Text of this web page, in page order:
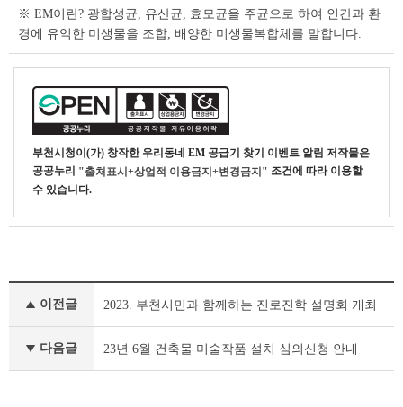
※ EM이란? 광합성균, 유산균, 효모균을 주균으로 하여 인간과 환
경에 유익한 미생물을 조합, 배양한 미생물복합체를 말합니다.
부천시청이(가) 창작한 우리동네 EM 공급기 찾기 이벤트 알림 저작물은
공공누리 "출처표시+상업적 이용금지+변경금지" 조건에 따라 이용할
수 있습니다.
식
이전글 2023. 부천시민과 함께하는 진로진학 설명회 개최
다음글 23년 6월 건축물 미술작품 설치 심의신청 안내